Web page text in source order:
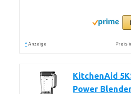
* Anzeige Preis
KitchenAid
Power